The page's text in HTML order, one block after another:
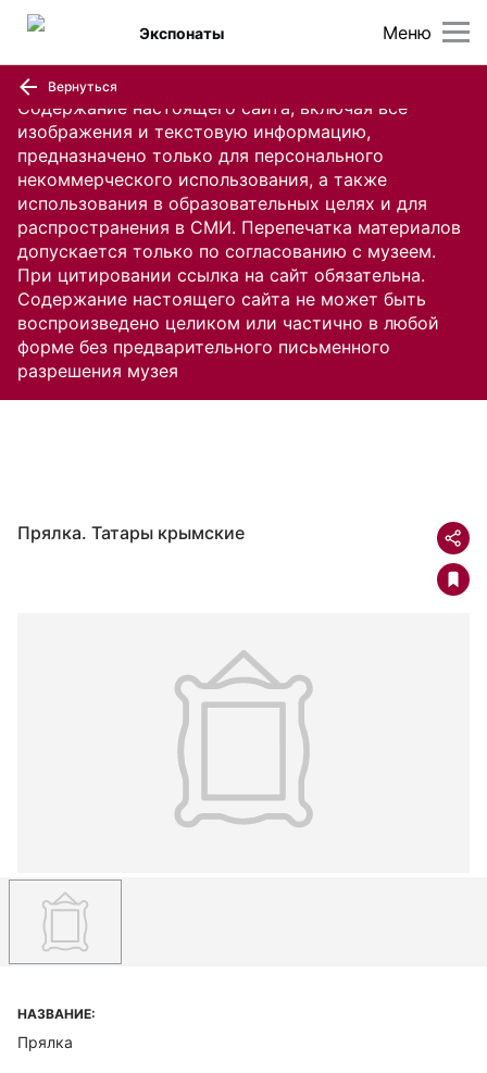
Содержание настоящего сайта, включая все
изображения и текстовую информацию,
предназначено только для персонального
некоммерческого использования, а также
использования в образовательных целях и для
распространения в СМИ. Перепечатка материалов
допускается только по согласованию с музеем.
При цитировании ссылка на сайт обязательна.
Содержание настоящего сайта не может быть
воспроизведено целиком или частично в любой
форме без предварительного письменного
разрешения музея
Меню
Экспонаты
Вернуться
Прялка. Татары крымские
НАЗВАНИЕ:
Прялка